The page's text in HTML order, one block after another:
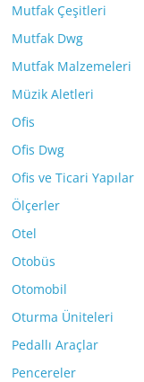
Mutfak Çeşitleri
Mutfak Dwg
Mutfak Malzemeleri
Müzik Aletleri
Ofis
Ofis Dwg
Ofis ve Ticari Yapılar
Ölçerler
Otel
Otobüs
Otomobil
Oturma Üniteleri
Pedallı Araçlar
Pencereler